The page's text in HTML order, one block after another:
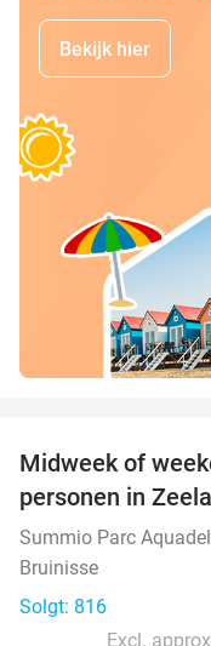
Bekijk hier
Midweek of
personen in
Summio Parc
Bruinisse
Solgt: 816
Excl.